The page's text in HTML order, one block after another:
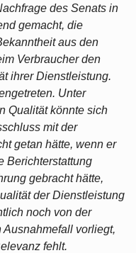
des Senats in
gemacht, die
aus den
Verbraucher den
ihrer Dienstleistung.
Unter
Qualität könnte sich
mit der
getan hätte, wenn er
Berichterstattung
gebracht hätte,
der Dienstleistung
noch von der
vorliegt,
fehlt.